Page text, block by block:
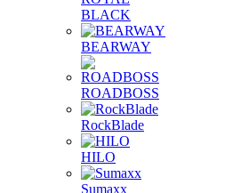
BLACK
BEARWAY
ROADBOSS
RockBlade
HILO
Sumaxx